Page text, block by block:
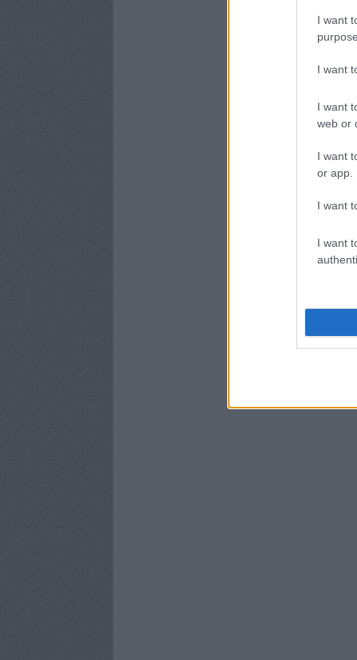
I want
I want
I want
web or
I want
or app.
I want
I want